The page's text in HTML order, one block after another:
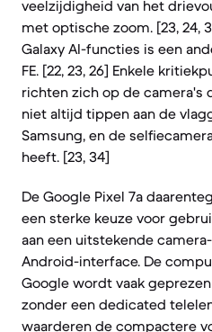
veelzijdigheid van het
met optische zoom. [23, 24,
Galaxy AI-functies is een
FE. [22, 23, 26] Enkele
richten zich op de camera's
niet altijd tippen aan de
Samsung, en de
heeft. [23, 34]
De Google Pixel 7a
een sterke keuze voor
aan een uitstekende
Android-interface. De
Google wordt vaak
zonder een dedicated
waarderen de compactere